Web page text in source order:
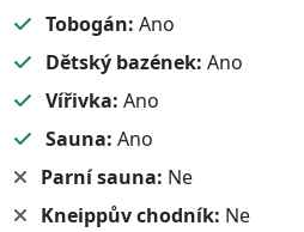
Tobogán: Ano
Dětský bazének: Ano
Vířivka: Ano
Sauna: Ano
Parní sauna: Ne
Kneippův chodník: Ne